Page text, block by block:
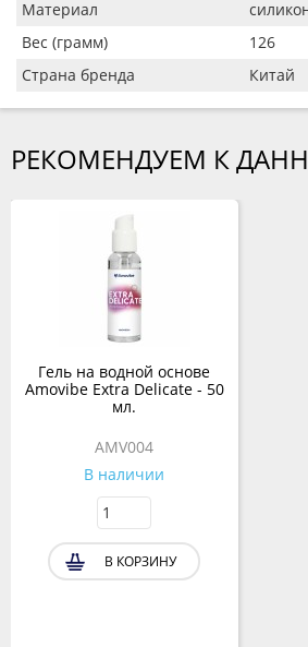
Материал
Вес (грамм)
126
Страна бренда
Китай
РЕКОМЕНДУЕМ К
Гель на водной основе
Amovibe Extra Delicate - 50
мл.
AMV004
В наличии
В КОРЗИНУ